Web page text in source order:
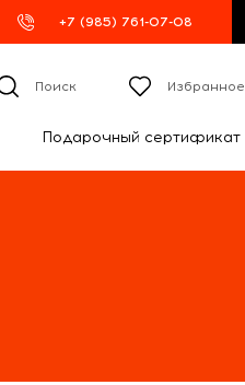
+7 (985) 761-07-08
Поиск Избранное
Подарочный сертификат